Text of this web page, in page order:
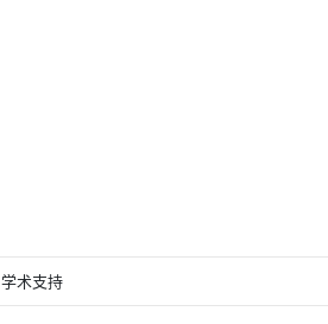
学术支持